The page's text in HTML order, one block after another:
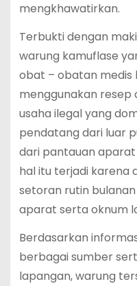
mengkhawatirkan.
Terbukti dengan
warung kamuflase
obat – obatan medis
menggunakan resep
usaha ilegal yang
pendatang dari luar
dari pantauan aparat
hal itu terjadi karena
setoran rutin
aparat serta oknum
Berdasarkan
berbagai sumber
lapangan, warung